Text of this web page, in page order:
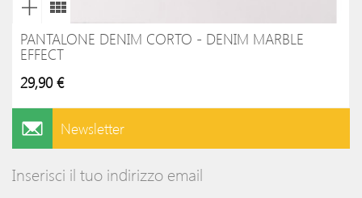
PANTALONE DENIM CORTO - DENIM MARBLE
EFFECT
29,90 €
Newsletter
Inserisci il tuo indirizzo email